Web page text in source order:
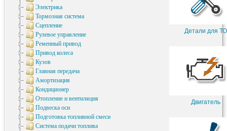
Электрика
Тормозная система
Сцепление
Рулевое управление
Ременный привод
Привод колеса
Кузов
Главная передача
Амортизация
Кондиционер
Отопление и вентиляция
Подвеска оси
Подготовка топливной смеси
Система подачи топлива
Детали для ТО
Двигатель